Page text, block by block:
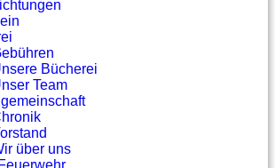
Bücherei
Team
über uns